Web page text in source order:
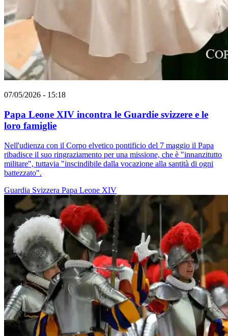
07/05/2026 - 15:18
Papa Leone XIV incontra le Guardie svizzere e le
loro famiglie
Nell'udienza con il Corpo elvetico pontificio del 7 maggio il Papa
ribadisce il suo ringraziamento per una missione, che è "innanzitutto
militare", tuttavia "inscindibile dalla vocazione alla santità di ogni
battezzato".
Guardia Svizzera Papa Leone XIV